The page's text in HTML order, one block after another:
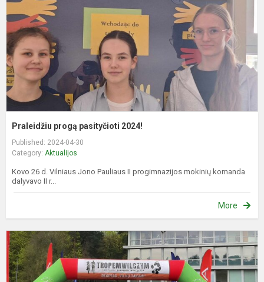
Praleidžiu progą pasityčioti 2024!
Published: 2024-04-30
Category: Aktualijos
Kovo 26 d. Vilniaus Jono Pauliaus II progimnazijos mokinių komanda
dalyvavo II r...
More